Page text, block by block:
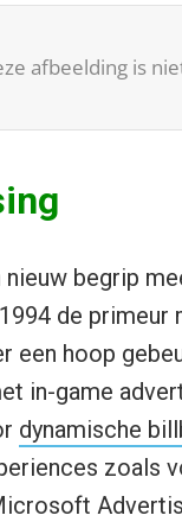
afbeelding is
nieuw begrip
de
een hoop
in-game
dynamische
zoals